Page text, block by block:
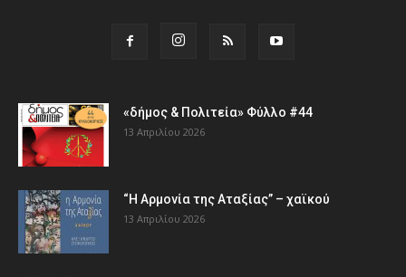
«δήμος & Πολιτεία» Φύλλο #44
13 Απριλίου 2026
“Η Αρμονία της Αταξίας” – χαϊκού
13 Απριλίου 2026